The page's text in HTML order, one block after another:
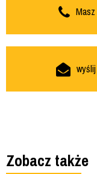
Zobacz także